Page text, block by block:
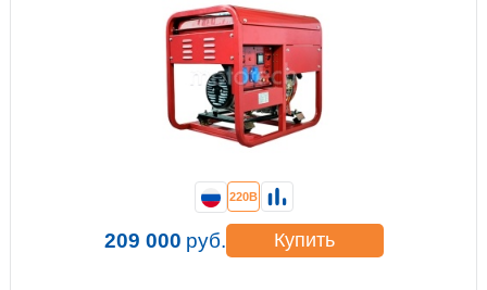
220В
209 000 руб. Купить